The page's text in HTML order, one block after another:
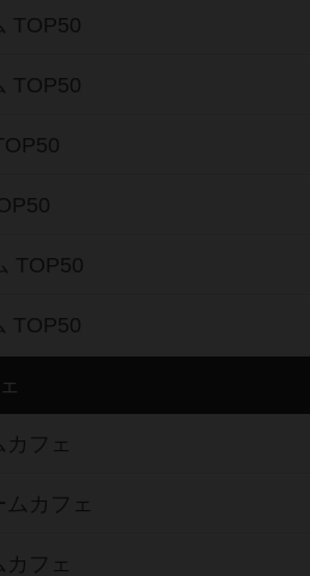
TOP50
TOP50
TOP50
TOP50
カフェ
カフェ
カフェ